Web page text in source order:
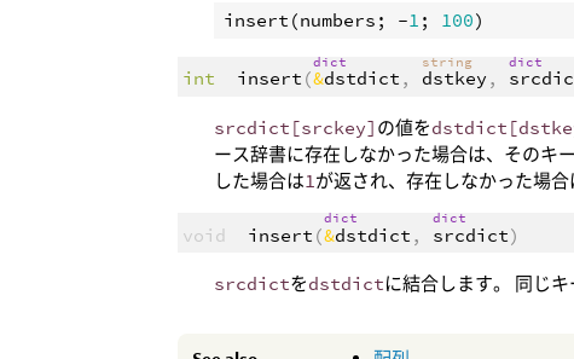
insert (numbers ; -1 ; 100
int insert (
dict
&dstdict ,
string
dstkey ,
dict
srcdict[srckey] の値を
ース辞書に存在しなかった場合は、そのキ
した場合は1が返され、存在しなかった場合
void insert (
dict
&dstdict ,
dict
srcdict)
srcdictをdstdictに結合します。 同じ